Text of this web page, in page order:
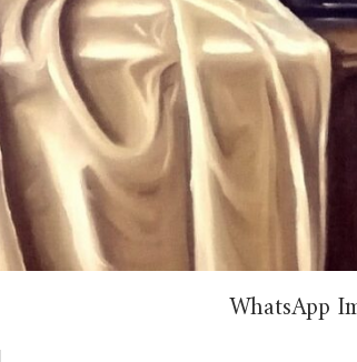
WhatsApp